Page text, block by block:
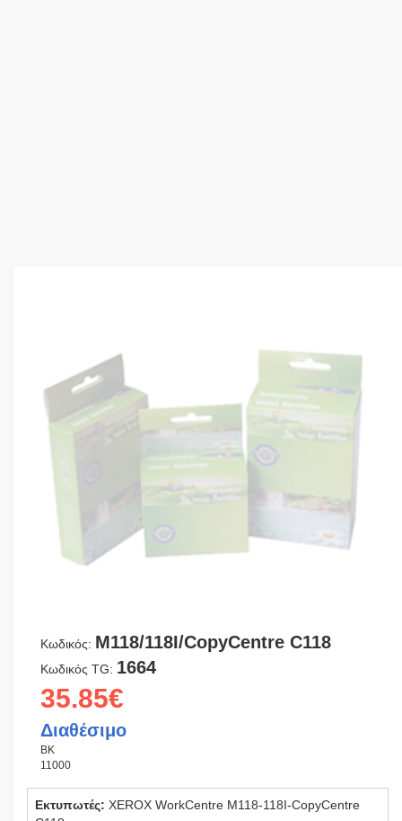
Κωδικός: M118/118I/CopyCentre C118
Κωδικός TG: 1664
35.85€
Διαθέσιμο
BK
11000
Εκτυπωτές: XEROX WorkCentre M118-118I-CopyCentre